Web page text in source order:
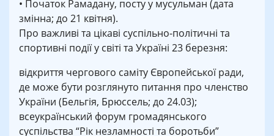
• Початок Рамадану, посту у мусульман (дата
змінна; до 21 квітня).
Про важливі та цікаві суспільно-політичні та
спортивні події у світі та Україні 23 березня:
відкриття чергового саміту Європейської ради,
де може бути розглянуто питання про членство
України (Бельгія, Брюссель; до 24.03);
всеукраїнський форум громадянського
суспільства “Рік незламності та боротьби”